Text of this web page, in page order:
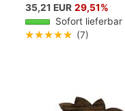
35,21 EUR 29,51%
Sofort lieferbar
★★★★★ (7)